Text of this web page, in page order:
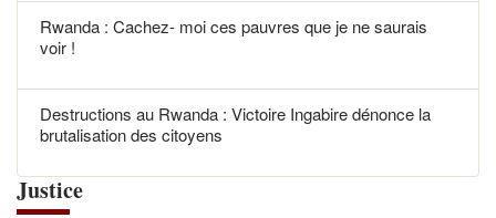
Rwanda : Cachez- moi ces pauvres que je ne saurais
voir !
Destructions au Rwanda : Victoire Ingabire dénonce la
brutalisation des citoyens
Justice